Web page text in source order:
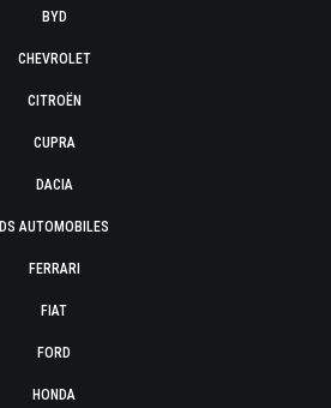
BYD
CHEVROLET
CITROËN
CUPRA
DACIA
DS AUTOMOBILES
FERRARI
FIAT
FORD
HONDA